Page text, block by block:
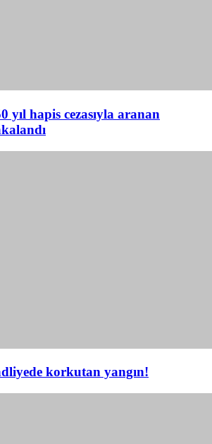
yıl hapis cezasıyla aranan
korkutan yangın!